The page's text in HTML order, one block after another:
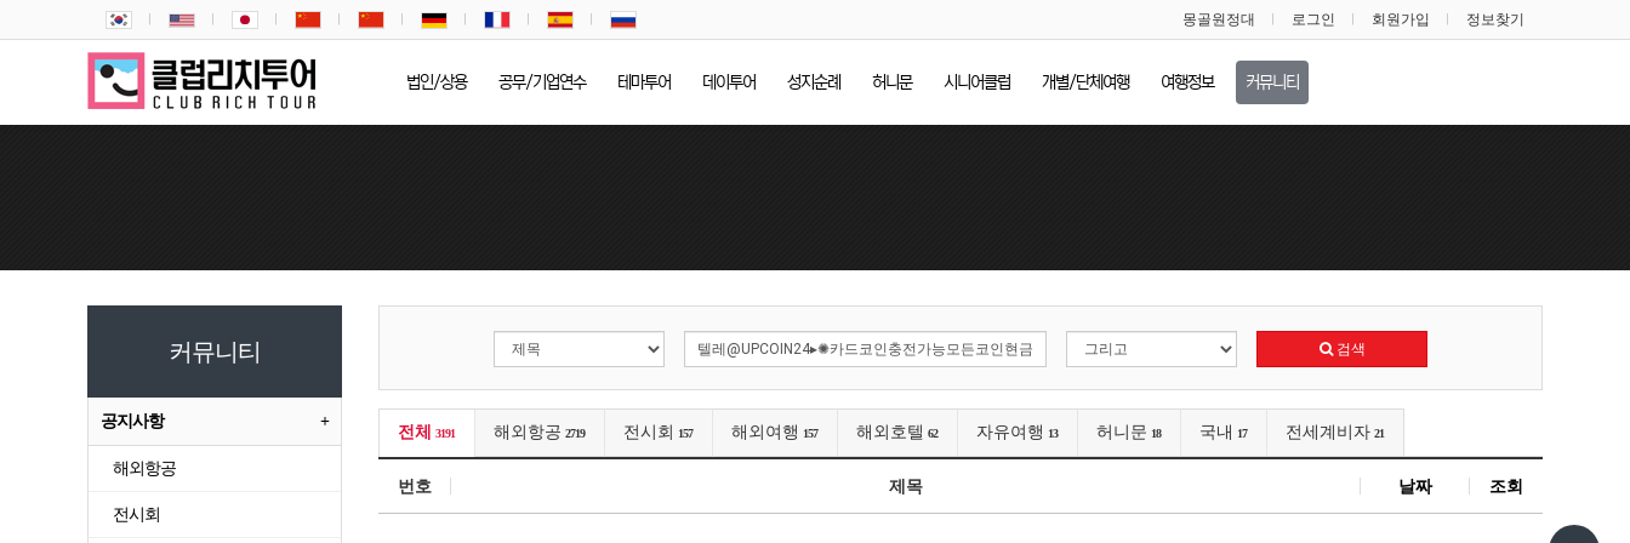
몽골원정대 로그인 회원가입 정보찾기
법인/상용 공무/기업연수 테마투어 데이투어 성지순례 허니문 시니어클럽 개별/단체여행 여행정보 커뮤니티
검색
전체 3191 해외항공 2719 전시회 157 해외여행 157 해외호텔 62 자유여행 13 허니문 18 국내 17 전세계비자 21
번호 제목 날짜 조회
커뮤니티
공지사항
해외항공
전시회